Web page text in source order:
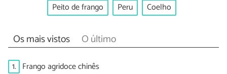
Peito de frango
Peru Coelho
Os mais vistos O último
1. Frango agridoce chinês